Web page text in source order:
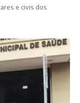
e civis dos